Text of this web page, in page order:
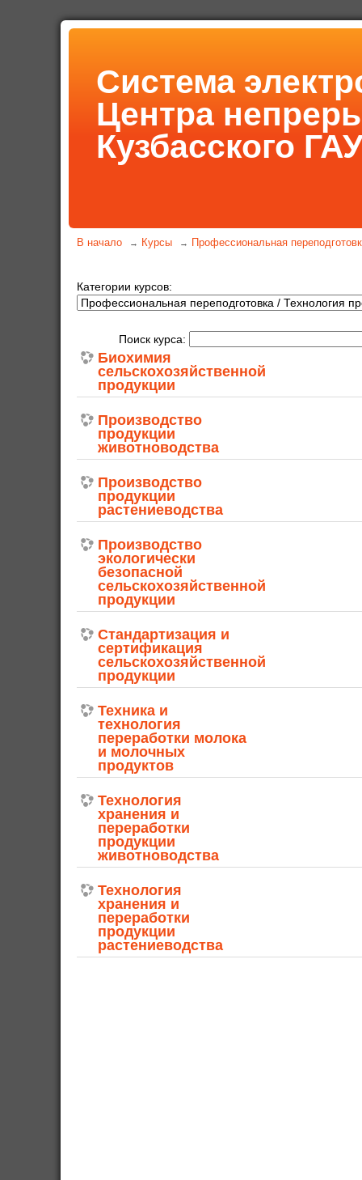
Система
Центра
Кузбасского
В начало → Курсы → Профессиональная
Категории курсов:
Поиск курса:
Биохимия
сельскохозяйственной
продукции
Производство
продукции
животноводства
Производство
продукции
растениеводства
Производство
экологически
безопасной
сельскохозяйственной
продукции
Стандартизация и
сертификация
сельскохозяйственной
продукции
Техника и
технология
переработки молока
и молочных
продуктов
Технология
хранения и
переработки
продукции
животноводства
Технология
хранения и
переработки
продукции
растениеводства